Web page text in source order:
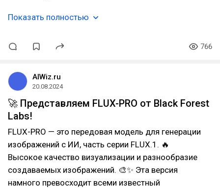
Показать полностью
766
AIWiz.ru
20.08.2024
🚀 Представляем FLUX-PRO от Black Forest
Labs!
FLUX-PRO — это передовая модель для генерации
изображений с ИИ, часть серии FLUX.1. 🔥
Высокое качество визуализации и разнообразие
создаваемых изображений. 🎨✨ Эта версия
намного превосходит всеми известный